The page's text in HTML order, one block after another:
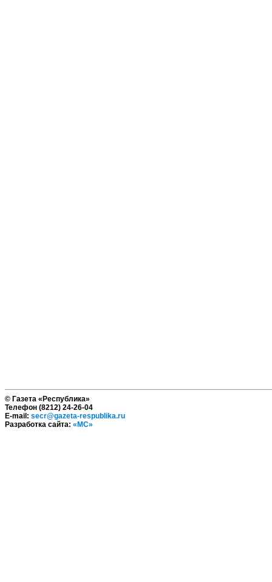
© Газета «Республика»
Телефон (8212) 24-26-04
E-mail: secr@gazeta-respublika.ru
Разработка сайта: «МС»